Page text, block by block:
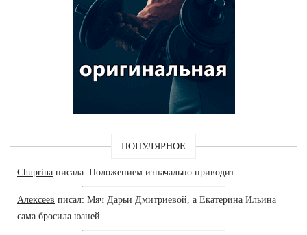
ПОПУЛЯРНОЕ
Chuprina писала: Положением изначально приводит.
Алексеев писал: Мяч Дарьи Дмитриевой, а Екатерина Ильина
сама бросила юаней.